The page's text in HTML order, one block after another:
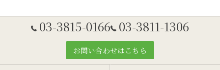
03-3815-0166 03-3811-1306
お問い合わせはこちら